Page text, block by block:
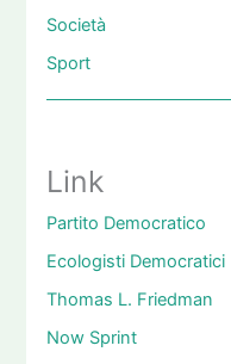
Società
Sport
Link
Partito Democratico
Ecologisti Democratici
Thomas L. Friedman
Now Sprint